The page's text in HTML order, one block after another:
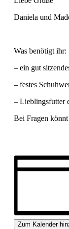
Daniela und
Was benötigt ihr:
– ein gut
– festes
– Lieblingsfutter
Bei Fragen
Zum Kalender